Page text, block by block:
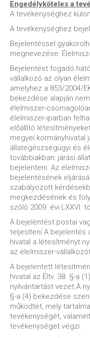
Engedélyköteles a
A tevékenységhez
A tevékenységhez
Bejelentéssel
megnevezése:
Bejelentést fogadó
vállalkozó az olyan
amelyhez a 853/2004/
bekezdése alapján
élelmiszer-
élelmiszer-iparban
előállító
megyei kormányhivatal
állategészségügyi és
továbbiakban: járási
bejelenteni. Az
bejelentésének
szabályozott
megkezdésének és
szóló 2009. évi LXXVI.
A bejelentést postai
teljesíteni.A bejelentés
hivatal a létesítményt
az élelmiszer-
A bejelentett
hivatal az Éltv. 38. §-a
nyilvántartást vezet.A
§-a (4) bekezdése
működtet, mely
tevékenységét,
tevékenységet végzi.